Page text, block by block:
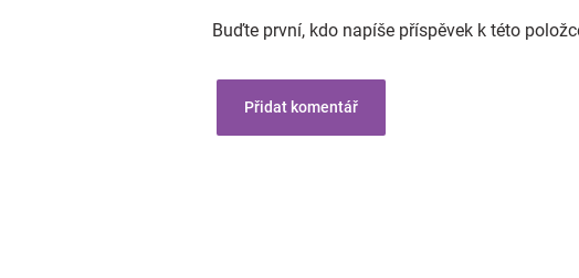
Buďte první, kdo napíše příspěvek k této
Přidat komentář